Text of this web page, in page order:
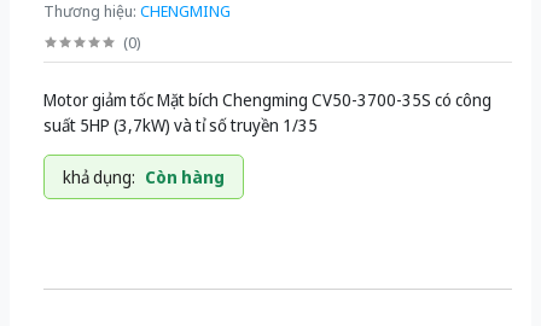
Thương hiệu: CHENGMING
(0)
Motor giảm tốc Mặt bích Chengming CV50-3700-35S có công
suất 5HP (3,7kW) và tỉ số truyền 1/35
khả dụng: Còn hàng